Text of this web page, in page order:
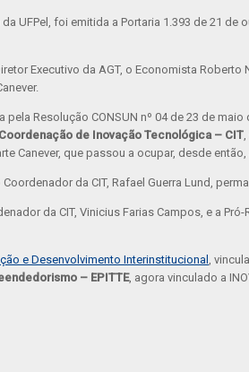
UFPel, foi emitida a Portaria 1.393 de 21
Executivo da AGT, o Economista Roberto
pela Resolução CONSUN nº 04 de 23 de maio
Coordenação de Inovação Tecnológica – CIT
Canever, que passou a ocupar, desde
da CIT, Rafael Guerra Lund,
da CIT, Vinicius Farias Campos, e a
e Desenvolvimento Interinstitucional ,
– EPITTE, agora vinculado a